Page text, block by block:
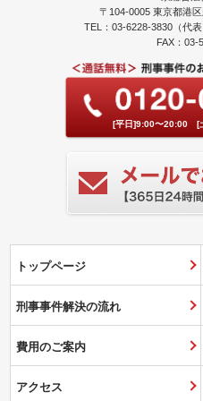
〒104-0005 東京都港
TEL：03-6228-3830（代
FAX：03-
[平日]9:00〜20:00 [
トップページ
刑事事件解決の流れ
費用のご案内
アクセス